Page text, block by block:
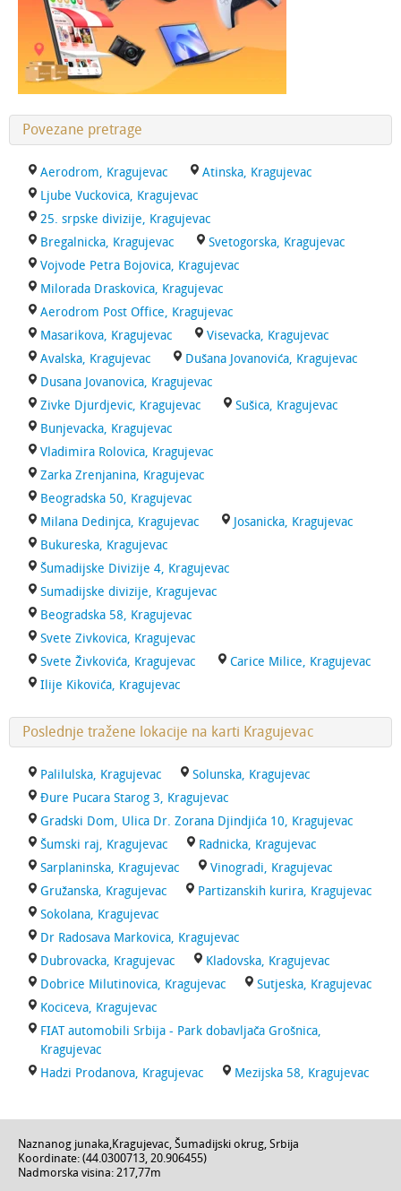
Povezane pretrage
Aerodrom, Kragujevac
Atinska, Kragujevac
Ljube Vuckovica, Kragujevac
25. srpske divizije, Kragujevac
Bregalnicka, Kragujevac
Svetogorska, Kragujevac
Vojvode Petra Bojovica, Kragujevac
Milorada Draskovica, Kragujevac
Aerodrom Post Office, Kragujevac
Masarikova, Kragujevac
Visevacka, Kragujevac
Avalska, Kragujevac
Dušana Jovanovića, Kragujevac
Dusana Jovanovica, Kragujevac
Zivke Djurdjevic, Kragujevac
Sušica, Kragujevac
Bunjevacka, Kragujevac
Vladimira Rolovica, Kragujevac
Zarka Zrenjanina, Kragujevac
Beogradska 50, Kragujevac
Milana Dedinjca, Kragujevac
Josanicka, Kragujevac
Bukureska, Kragujevac
Šumadijske Divizije 4, Kragujevac
Sumadijske divizije, Kragujevac
Beogradska 58, Kragujevac
Svete Zivkovica, Kragujevac
Svete Živkovića, Kragujevac
Carice Milice, Kragujevac
Ilije Kikovića, Kragujevac
Poslednje tražene lokacije na karti Kragujevac
Palilulska, Kragujevac
Solunska, Kragujevac
Đure Pucara Starog 3, Kragujevac
Gradski Dom, Ulica Dr. Zorana Djindjića 10, Kragujevac
Šumski raj, Kragujevac
Radnicka, Kragujevac
Sarplaninska, Kragujevac
Vinogradi, Kragujevac
Gružanska, Kragujevac
Partizanskih kurira, Kragujevac
Sokolana, Kragujevac
Dr Radosava Markovica, Kragujevac
Dubrovacka, Kragujevac
Kladovska, Kragujevac
Dobrice Milutinovica, Kragujevac
Sutjeska, Kragujevac
Kociceva, Kragujevac
FIAT automobili Srbija - Park dobavljača Grošnica,
Kragujevac
Hadzi Prodanova, Kragujevac
Mezijska 58, Kragujevac
Naznanog junaka,Kragujevac, Šumadijski okrug, Srbija
Koordinate: (44.0300713, 20.906455)
Nadmorska visina: 217,77m